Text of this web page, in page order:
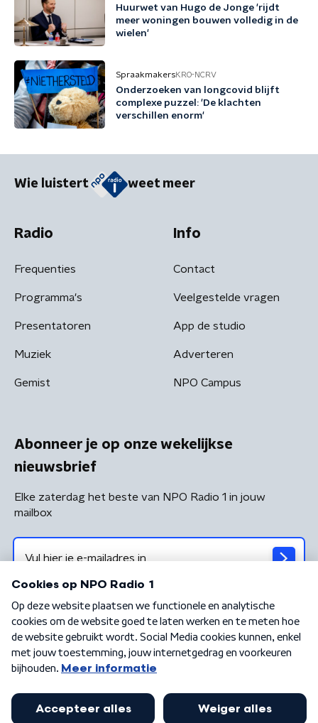
Huurwet van Hugo de Jonge 'rijdt
meer woningen bouwen volledig in de
wielen'
SpraakmakersKRO-NCRV
Onderzoeken van longcovid blijft
complexe puzzel: 'De klachten
verschillen enorm'
Wie luistert weet meer
Radio
Frequenties
Programma's
Presentatoren
Muziek
Gemist
Info
Contact
Veelgestelde vragen
App de studio
Adverteren
NPO Campus
Abonneer je op onze wekelijkse
nieuwsbrief
Elke zaterdag het beste van NPO Radio 1 in jouw
mailbox
Algemene voorwaarden